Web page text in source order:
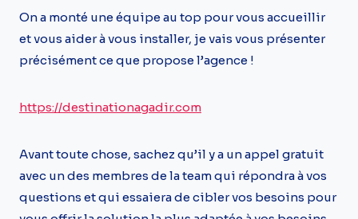
On a monté une équipe au top pour vous accueillir
et vous aider à vous installer, je vais vous présenter
précisément ce que propose l’agence !
https://destinationagadir.com
Avant toute chose, sachez qu’il y a un appel gratuit
avec un des membres de la team qui répondra à vos
questions et qui essaiera de cibler vos besoins pour